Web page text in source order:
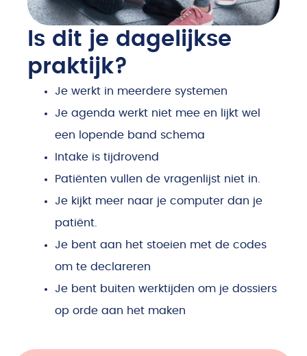
Is dit je dagelijkse
praktijk?
Je werkt in meerdere systemen
Je agenda werkt niet mee en lijkt wel
een lopende band schema
Intake is tijdrovend
Patiënten vullen de vragenlijst niet in.
Je kijkt meer naar je computer dan je
patiënt.
Je bent aan het stoeien met de codes
om te declareren
Je bent buiten werktijden om je dossiers
op orde aan het maken